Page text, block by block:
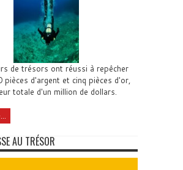
de trésors ont réussi à repêcher
pièces d'argent et cinq pièces d'or,
totale d'un million de dollars.
AU TRÉSOR